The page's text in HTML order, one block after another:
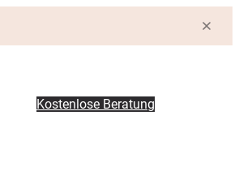
Kostenlose Beratung